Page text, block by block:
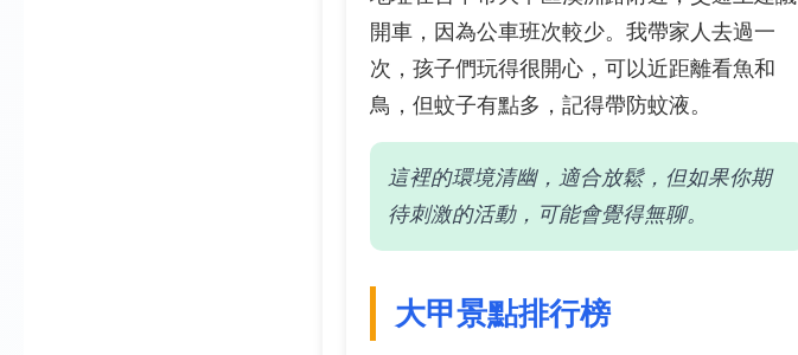
開車，因為公車班次較少。我帶家人去過一
次，孩子們玩得很開心，可以近距離看魚和
鳥，但蚊子有點多，記得帶防蚊液。
這裡的環境清幽，適合放鬆，但如果你期
待刺激的活動，可能會覺得無聊。
大甲景點排行榜